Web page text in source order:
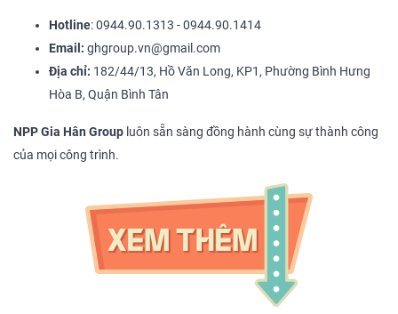
Hotline: 0944.90.1313 - 0944.90.1414
Email: ghgroup.vn@gmail.com
Địa chỉ: 182/44/13, Hồ Văn Long, KP1, Phường Bình Hưng
Hòa B, Quận Bình Tân
NPP Gia Hân Group luôn sẵn sàng đồng hành cùng sự thành công
của mọi công trình.